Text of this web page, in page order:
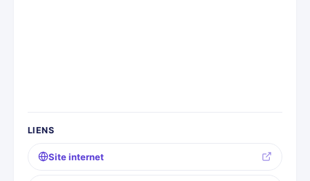
LIENS
Site internet